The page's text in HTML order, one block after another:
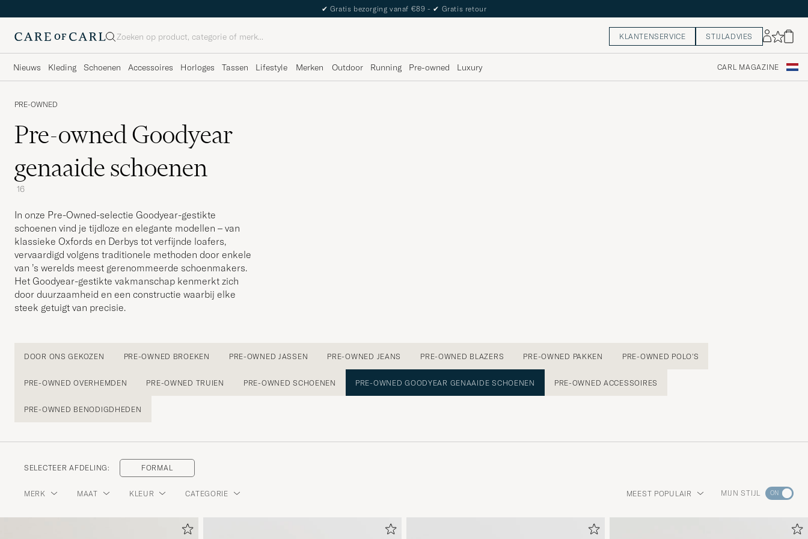
✔ Gratis bezorging vanaf €89 - ✔ Gratis retour
Zoeken KLANTENSERVICE STIJLADVIES
Nieuws Kleding Schoenen Accessoires Horloges Tassen Lifestyle Merken Outdoor Running Pre-owned Luxury CARL MAGAZINE
PRE-OWNED
Pre-owned Goodyear
genaaide schoenen
16
In onze Pre-Owned-selectie Goodyear-gestikte
schoenen vind je tijdloze en elegante modellen – van
klassieke Oxfords en Derbys tot verfijnde loafers,
vervaardigd volgens traditionele methoden door enkele
van ’s werelds meest gerenommeerde schoenmakers.
Het Goodyear-gestikte vakmanschap kenmerkt zich
door duurzaamheid en een constructie waarbij elke
steek getuigt van precisie.
DOOR ONS GEKOZEN PRE-OWNED BROEKEN PRE-OWNED JASSEN PRE-OWNED JEANS PRE-OWNED BLAZERS PRE-OWNED PAKKEN PRE-OWNED POLO'S
PRE-OWNED OVERHEMDEN PRE-OWNED TRUIEN PRE-OWNED SCHOENEN PRE-OWNED GOODYEAR GENAAIDE SCHOENEN PRE-OWNED ACCESSOIRES
PRE-OWNED BENODIGDHEDEN
SELECTEER AFDELING: FORMAL
MERK MAAT KLEUR CATEGORIE MEEST POPULAIR MIJN STIJL Ga
Stijladvies